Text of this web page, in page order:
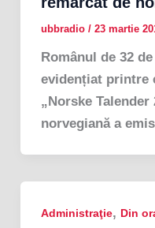
ubbradio / 23 martie
Românul de 32
evidențiat printre
„Norske Talender
norvegiană a
Administraţie, Din